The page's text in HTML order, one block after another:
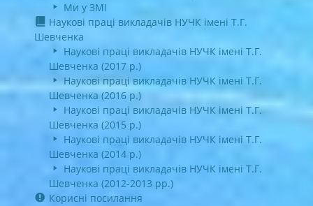
Ми у ЗМІ
Наукові праці викладачів НУЧК імені Т.Г.
Шевченка
Наукові праці викладачів НУЧК імені Т.Г.
Шевченка (2017 р.)
Наукові праці викладачів НУЧК імені Т.Г.
Шевченка (2016 р.)
Наукові праці викладачів НУЧК імені Т.Г.
Шевченка (2015 р.)
Наукові праці викладачів НУЧК імені Т.Г.
Шевченка (2014 р.)
Наукові праці викладачів НУЧК імені Т.Г.
Шевченка (2012-2013 рр.)
Корисні посилання